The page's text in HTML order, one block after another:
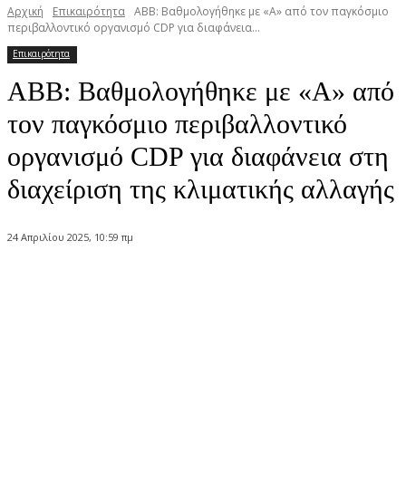
Αρχική Επικαιρότητα ΑΒΒ: Βαθμολογήθηκε με «Α» από τον παγκόσμιο
περιβαλλοντικό οργανισμό CDP για διαφάνεια...
Επικαιρότητα
ΑΒΒ: Βαθμολογήθηκε με «Α» από
τον παγκόσμιο περιβαλλοντικό
οργανισμό CDP για διαφάνεια στη
διαχείριση της κλιματικής αλλαγής
24 Απριλίου 2025, 10:59 πμ